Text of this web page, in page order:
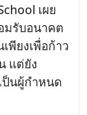
เผย
มรับอนาคต
พียงเพื่อก้าว
แต่ยัง
ป็นผู้กำหนด